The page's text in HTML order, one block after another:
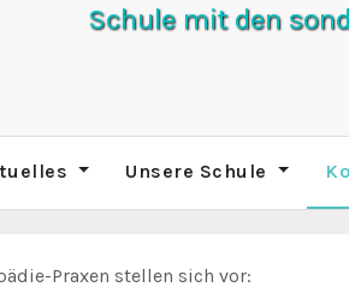
Schule mit den
Unsere Schule
Praxen stellen sich vor: